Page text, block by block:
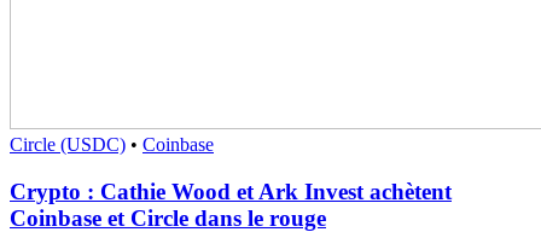
Circle (USDC) • Coinbase
Crypto : Cathie Wood et Ark Invest achètent
Coinbase et Circle dans le rouge